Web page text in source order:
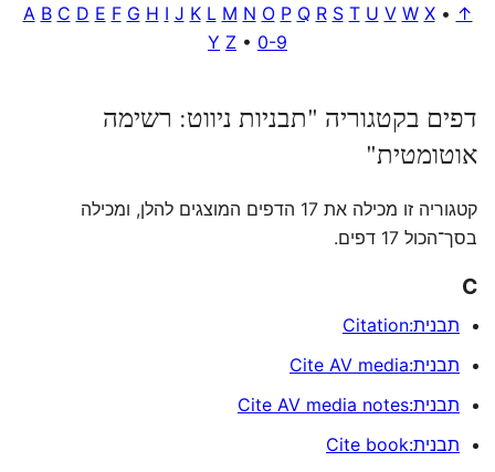
↑
•
A B C D E F G H I J K L M N O P Q R S T U V W X
Y Z • 0-9
דפים בקטגוריה "תבניות ניווט: רשימה
אוטומטית"
קטגוריה זו מכילה את 17 הדפים המוצגים להלן, ומכילה
בסך־הכול 17 דפים.
C
תבנית:Citation
תבנית:Cite AV media
תבנית:Cite AV media notes
תבנית:Cite book